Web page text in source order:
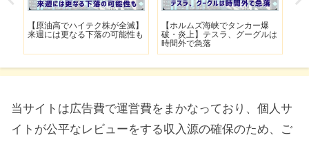
【原油高でハイテク株が全滅】
来週には更なる下落の可能性も
【ホルムズ海峡でタンカー爆
破・炎上】テスラ、グーグルは
時間外で急落
当サイトは広告費で運営費をまかなっており、個人サ
イトが公平なレビューをする収入源の確保のため、ご